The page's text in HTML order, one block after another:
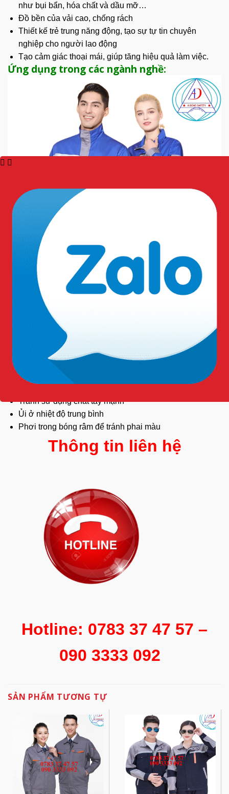
như bụi bẩn, hóa chất và dầu mỡ…
Đồ bền của vải cao, chống rách
Thiết kế trẻ trung năng động, tạo sự tự tin chuyên
nghiệp cho người lao động
Tạo cảm giác thoại mái, giúp tăng hiệu quả làm việc.
Ứng dụng trong các ngành nghề:
Công nghiệp và sản xuất: Bền bỉ, chống bụi tốt
Dịch vụ và bán hàng: Tạo ấn tượng chuyên nghiệp
khách hàng
Logistics và vận tải: Thoải mái khi vận động nhiều
Xây dựng và kỹ thuật: An toàn và bảo vệ người lao
Hướng dẫn cách bảo quản:
Tránh sử dụng chất tẩy mạnh
Ủi ở nhiệt độ trung bình
Phơi trong bóng râm để tránh phai màu
Thông tin liên hệ
Hotline: 0783 37 47 57 –
090 3333 092
SẢN PHẨM TƯƠNG TỰ